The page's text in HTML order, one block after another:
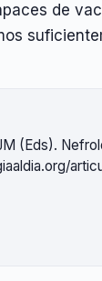
de
(Eds).